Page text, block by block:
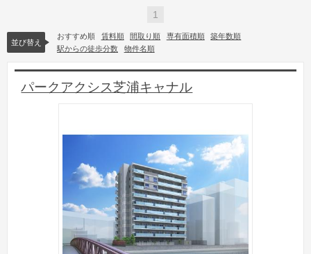
1
並び替え
おすすめ順 賃料順 間取り順 専有面積順
築年数順
駅からの徒歩分数
物件名順
パークアクシス芝浦キャナル